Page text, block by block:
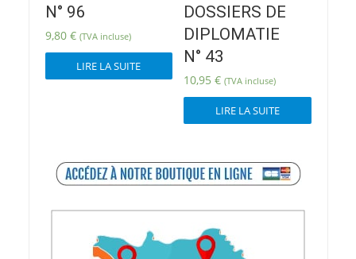
N° 96
9,80 € (TVA incluse)
LIRE LA SUITE
DOSSIERS DE
DIPLOMATIE
N° 43
10,95 € (TVA incluse)
LIRE LA SUITE